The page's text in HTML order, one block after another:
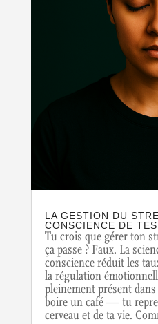
LA GESTION DU
CONSCIENCE DE
Tu crois que gérer ton
ça passe ? Faux. La
conscience réduit les
la régulation
pleinement présent
boire un café — tu
cerveau et de ta vie.